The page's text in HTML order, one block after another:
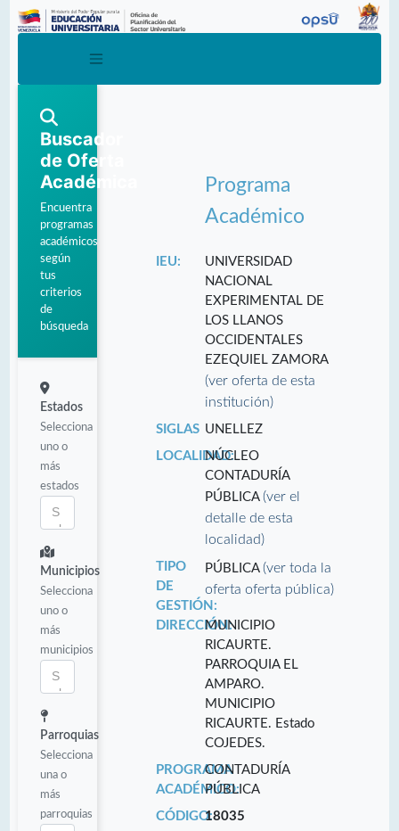
Buscador
de Oferta
Académica
Encuentra
programas
académicos
según
tus
criterios
de
búsqueda
Estados
Selecciona
uno o
más
estados
Municipios
Selecciona
uno o
más
municipios
Parroquias
Selecciona
una o
más
parroquias
Programa
Académico
IEU:
UNIVERSIDAD
NACIONAL
EXPERIMENTAL DE
LOS LLANOS
OCCIDENTALES
EZEQUIEL ZAMORA
(ver oferta de esta
institución)
SIGLAS UNELLEZ
LOCALIDAD:NÚCLEO
CONTADURÍA
PÚBLICA(ver el
detalle de esta
localidad)
TIPO
DE
GESTIÓN:
PÚBLICA(ver toda la
oferta oferta pública)
DIRECCIÓN:MUNICIPIO
RICAURTE.
PARROQUIA EL
AMPARO.
MUNICIPIO
RICAURTE. Estado
COJEDES.
PROGRAMA
ACADÉMICO:
CONTADURÍA
PÚBLICA
CÓDIGO:18035